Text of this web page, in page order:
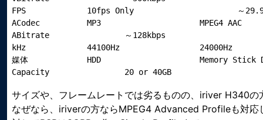
FPS		10fps Only			～29.97fps
ACodec		MP3			MPEG4 AAC
ABitrate		～128kbps			～128kbps
kHz		44100Hz			24000Hz
媒体		HDD			Memory Stick Duo
サイズや、フレームレートでは劣るものの、iriver H340
なぜなら、iriverの方ならMPEG4 Advanced Profileも対応